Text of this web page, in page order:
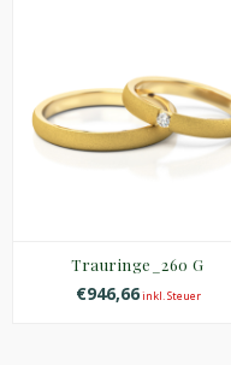
Trauringe_260 G
€946,66inkl. Steuer